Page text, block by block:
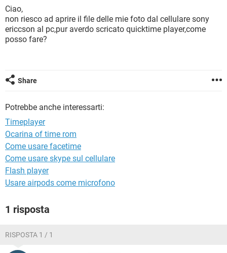
HARDWARE
INSTAGRAM
TIKTOK FACEBOOK
HARDWARE
iOS
INSTAGRAM WHATSAPP
COVID-19
INTRATTENIMENTO ANDROID
iOS
TIKTOK
Ciao,
non riesco ad aprire il file delle mie foto dal cellulare sony
ericcson al pc,pur averdo scricato quicktime player,come
posso fare?
Share
Potrebbe anche interessarti:
Timeplayer
Ocarina of time rom
Come usare facetime
Come usare skype sul cellulare
Flash player
Usare airpods come microfono
1 risposta
RISPOSTA 1 / 1